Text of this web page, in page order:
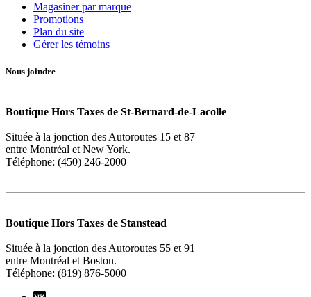
Magasiner par marque
Promotions
Plan du site
Gérer les témoins
Nous joindre
Boutique Hors Taxes de St-Bernard-de-Lacolle
Située à la jonction des Autoroutes 15 et 87
entre Montréal et New York.
Téléphone: (450) 246-2000
Boutique Hors Taxes de Stanstead
Située à la jonction des Autoroutes 55 et 91
entre Montréal et Boston.
Téléphone: (819) 876-5000